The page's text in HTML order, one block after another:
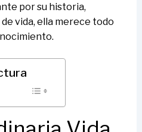
por su historia,
vida, ella merece todo